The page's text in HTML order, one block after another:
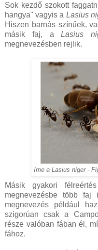
Sok kezdő szokott
hangya" vagyis a Lasius
Hiszen barnás színűek,
másik faj, aLasius
megnevezésben rejlik.
íme a Lasius niger -
Másik gyakori
megnevezésbe több faj
megnevezés például
szigorúan csak a
része valóban fában él,
fához.